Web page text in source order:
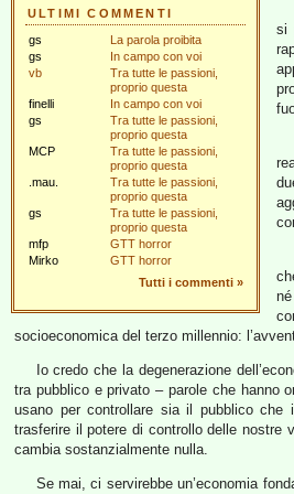
ULTIMI COMMENTI
gs
La parola proibita
gs
In campo con voi
vb
Tra tutte le passioni,
proprio questa
finelli
In campo con voi
gs
Tra tutte le passioni,
proprio questa
MCP
Tra tutte le passioni,
proprio questa
.mau.
Tra tutte le passioni,
proprio questa
gs
Tra tutte le passioni,
proprio questa
mfp
GTT horror
Mirko
GTT horror
Tutti i commenti »
si
socioeconomica del terzo millennio:
Io credo che la degenerazione
tra pubblico e privato – parole che hanno
usano per controllare sia il pubblico che
trasferire il potere di controllo delle nostre
cambia sostanzialmente nulla.
Se mai, ci servirebbe un’economia